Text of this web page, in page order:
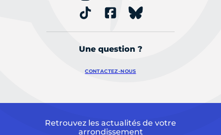
Une question ?
CONTACTEZ-NOUS
Retrouvez les actualités de votre
arrondissement